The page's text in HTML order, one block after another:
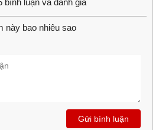
này bao nhiêu sao
Gửi bình luận